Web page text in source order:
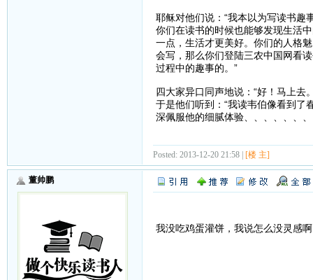
耶稣对他们说：“我本以为写读书趣
你们在读书的时候也能够发现生活
一点，生活才更美好。你们的人格
会写，那么你们登陆三农中国网看
过程中的趣事的。”
四大家异口同声地说：“好！马上去
于是他们听到：“我读韦伯像看到了
深佩服他的细腻体验、、、、、、
Posted: 2013-12-20 21:58 | [楼 主]
董帅鹏
我没吃鸡蛋灌饼，我说怎么没灵感